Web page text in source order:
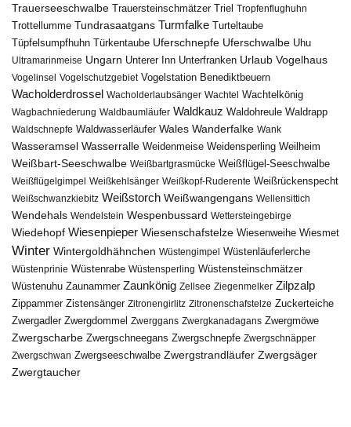
Trauerseeschwalbe Trauersteinschmätzer Triel Tropfenflughuhn
Trottellumme Tundrasaatgans Turmfalke Turteltaube
Tüpfelsumpfhuhn Türkentaube Uferschnepfe Uferschwalbe Uhu
Ultramarinmeise Ungarn Unterer Inn Unterfranken Urlaub Vogelhaus
Vogelinsel Vogelschutzgebiet Vogelstation Benediktbeuern
Wacholderdrossel Wacholderlaubsänger Wachtel Wachtelkönig
Wagbachniederung Waldbaumläufer Waldkauz Waldohreule Waldrapp
Waldschnepfe Waldwasserläufer Wales Wanderfalke Wank
Wasseramsel Wasserralle Weidenmeise Weidensperling Weilheim
Weißbart-Seeschwalbe Weißbartgrasmücke Weißflügel-Seeschwalbe
Weißflügelgimpel Weißkehlsänger Weißkopf-Ruderente Weißrückenspecht
Weißschwanzkiebitz Weißstorch Weißwangengans Wellensittich
Wendehals Wendelstein Wespenbussard Wettersteingebirge
Wiedehopf Wiesenpieper Wiesenschafstelze Wiesenweihe Wiesmet
Winter Wintergoldhähnchen Wüstengimpel Wüstenläuferlerche
Wüstenprinie Wüstenrabe Wüstensperling Wüstensteinschmätzer
Wüstenuhu Zaunammer Zaunkönig Zellsee Ziegenmelker Zilpzalp
Zippammer Zistensänger Zitronengirlitz Zitronenschafstelze Zuckerteiche
Zwergadler Zwergdommel Zwerggans Zwergkanadagans Zwergmöwe
Zwergscharbe Zwergschneegans Zwergschnepfe Zwergschnäpper
Zwergschwan Zwergseeschwalbe Zwergstrandläufer Zwergsäger
Zwergtaucher